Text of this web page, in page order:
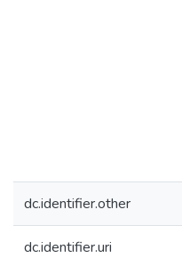
dc.identifier.other
dc.identifier.uri